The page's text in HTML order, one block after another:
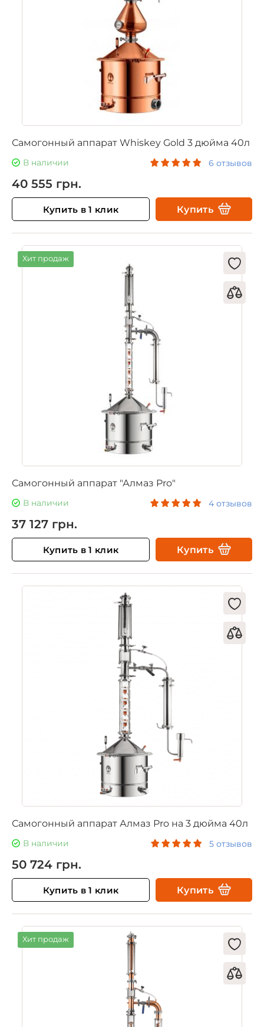
Самогонный аппарат Whiskey Gold 3 дюйма 40л
В наличии 6 отзывов
40 555 грн.
Купить в 1 клик Купить
Хит продаж
Самогонный аппарат "Алмаз Pro"
В наличии 4 отзывов
37 127 грн.
Купить в 1 клик Купить
Самогонный аппарат Алмаз Pro на 3 дюйма 40л
В наличии 5 отзывов
50 724 грн.
Купить в 1 клик Купить
Хит продаж